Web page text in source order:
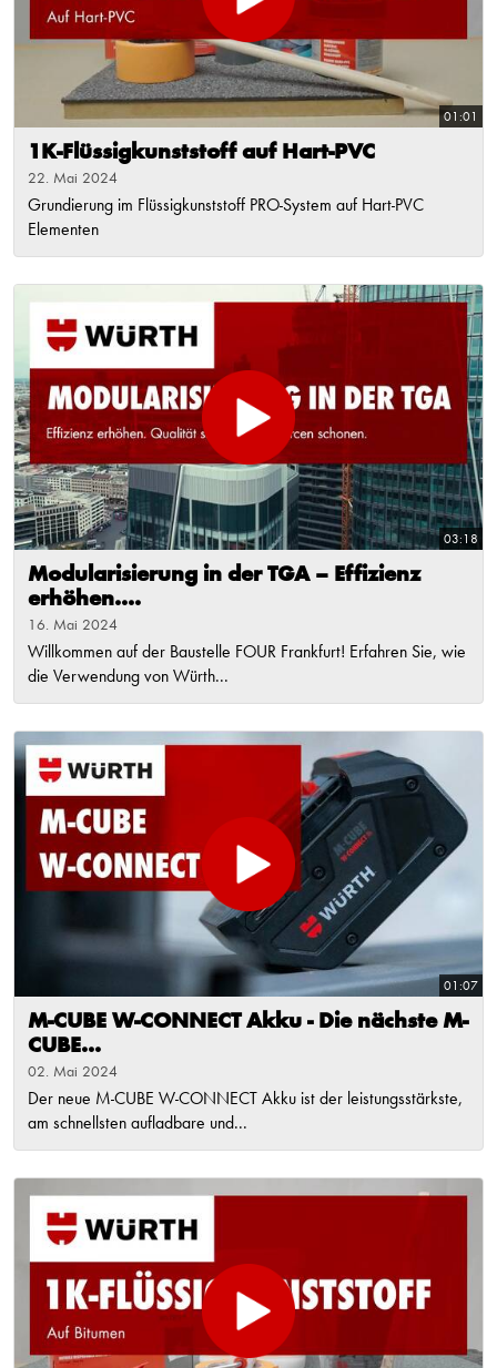
01:01
1K-Flüssigkunststoff auf Hart-PVC
22. Mai 2024
Grundierung im Flüssigkunststoff PRO-System auf Hart-PVC
Elementen
03:18
Modularisierung in der TGA – Effizienz
erhöhen....
16. Mai 2024
Willkommen auf der Baustelle FOUR Frankfurt! Erfahren Sie, wie
die Verwendung von Würth...
01:07
M-CUBE W-CONNECT Akku - Die nächste M-
CUBE...
02. Mai 2024
Der neue M-CUBE W-CONNECT Akku ist der leistungsstärkste,
am schnellsten aufladbare und...